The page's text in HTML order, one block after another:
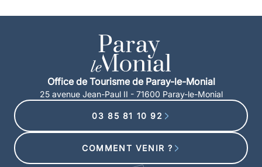
Office de Tourisme de Paray-le-Monial
25 avenue Jean-Paul II - 71600 Paray-le-Monial
03 85 81 10 92
COMMENT VENIR ?